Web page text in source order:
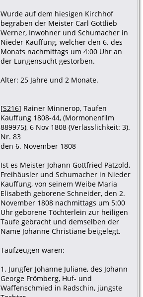
Schlesien
Wurde auf dem hiesigen Kirchhof
begraben der Meister Carl Gottlieb
Werner, Inwohner und Schumacher in
Nieder Kauffung, welcher den 6. des
Monats nachmittags um 4:00 Uhr an
der Lungensucht gestorben.
Alter: 25 Jahre und 2 Monate.
[S216] Rainer Minnerop, Taufen
Kauffung 1808-44, (Mormonenfilm
889975), 6 Nov 1808 (Verlässlichkeit: 3).
Nr. 83
den 6. November 1808
Ist es Meister Johann Gottfried Pätzold,
Freihäusler und Schumacher in Nieder
Kauffung, von seinem Weibe Maria
Elisabeth geborene Schneider, den 2.
November 1808 nachmittags um 5:00
Uhr geborene Töchterlein zur heiligen
Taufe gebracht und demselben der
Name Johanne Christiane beigelegt.
Taufzeugen waren:
1. Jungfer Johanne Juliane, des Johann
George Frömberg, Huf- und
Waffenschmied in Radschin, jüngste